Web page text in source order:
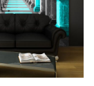
można
stronie
produktu